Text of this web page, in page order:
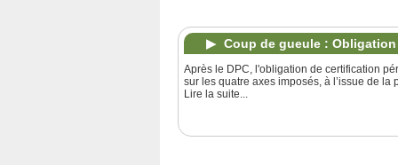
Coup de gueule :
Après le DPC, l'obligation de certification
sur les quatre axes imposés, à l’issue de
Lire la suite...